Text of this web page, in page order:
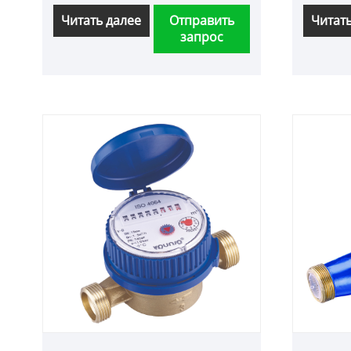
Читать далее
Отправить
запрос
И мы